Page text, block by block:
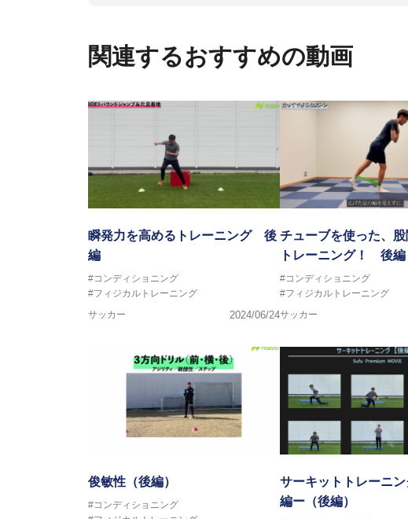
「一人一人の健康な人生をサポートする」
関連するおすすめの動画
瞬発力を高めるトレーニング 後
編
#コンディショニング
#フィジカルトレーニング
サッカー
2024/06/24
チューブを使った、
トレーニング！ 後編
#コンディショニング
#フィジカルトレーニング
サッカー
俊敏性（後編）
#コンディショニング
サーキットトレーニ
編ー（後編）